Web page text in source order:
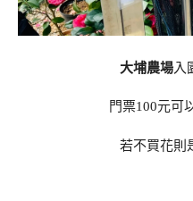
大埔農場入
門票100元可
若不買花則